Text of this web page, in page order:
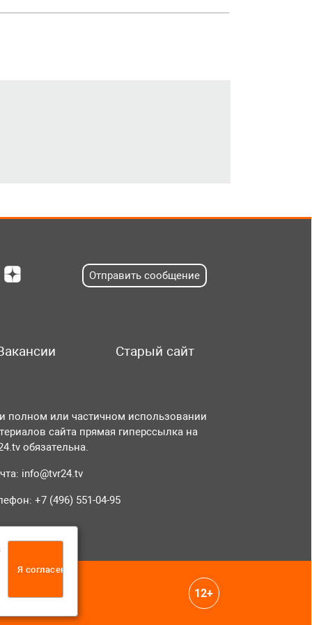
Отправить сообщение
Старый сайт
полном или частичном использовании
сайта прямая гиперссылка на
обязательна.
info@tvr24.tv
+7 (496) 551-04-95
12+
Я согласен